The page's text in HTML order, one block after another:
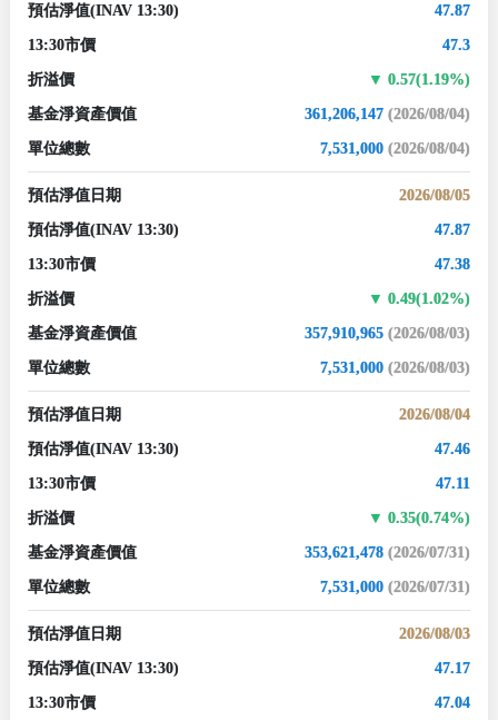
預估淨值(INAV 13:30) 47.87
13:30市價 47.3
折溢價 0.57(1.19%)
基金淨資產價值 361,206,147 (2026/08/04)
單位總數 7,531,000 (2026/08/04)
預估淨值日期 2026/08/05
預估淨值(INAV 13:30) 47.87
13:30市價 47.38
折溢價 0.49(1.02%)
基金淨資產價值 357,910,965 (2026/08/03)
單位總數 7,531,000 (2026/08/03)
預估淨值日期 2026/08/04
預估淨值(INAV 13:30) 47.46
13:30市價 47.11
折溢價 0.35(0.74%)
基金淨資產價值 353,621,478 (2026/07/31)
單位總數 7,531,000 (2026/07/31)
預估淨值日期 2026/08/03
預估淨值(INAV 13:30) 47.17
13:30市價 47.04